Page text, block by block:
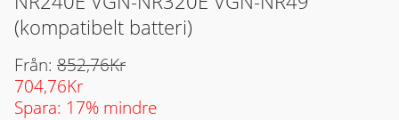
(kompatibelt batteri)
Från: 852,76Kr
704,76Kr
Spara: 17% mindre